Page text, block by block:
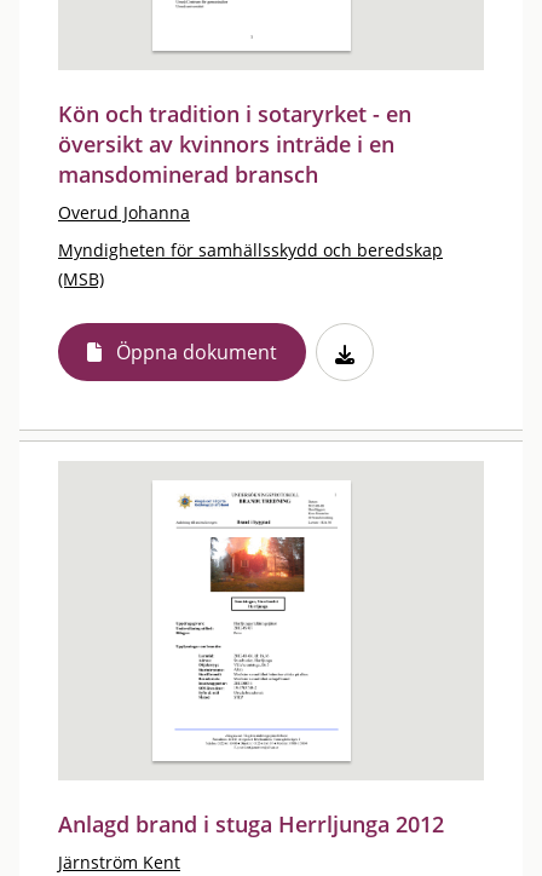
Kön och tradition i sotaryrket - en
översikt av kvinnors inträde i en
mansdominerad bransch
Overud Johanna
Myndigheten för samhällsskydd och beredskap
(MSB)
Öppna dokument
Anlagd brand i stuga Herrljunga 2012
Järnström Kent